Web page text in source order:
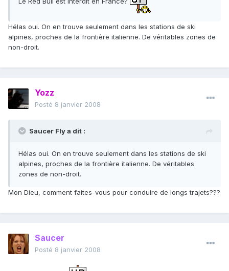
Hélas oui. On en trouve seulement dans les stations de ski
alpines, proches de la frontière italienne. De véritables zones de
non-droit.
Yozz
Posté 8 janvier 2008
Saucer Fly a dit :
Hélas oui. On en trouve seulement dans les stations de ski
alpines, proches de la frontière italienne. De véritables
zones de non-droit.
Mon Dieu, comment faites-vous pour conduire de longs trajets???
Saucer
Posté 8 janvier 2008